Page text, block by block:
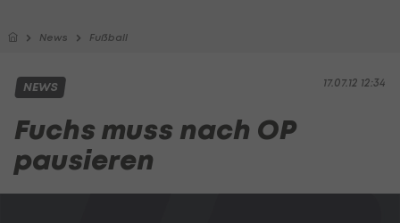
News Fußball
17.07.12 12:34
NEWS
Fuchs muss nach OP
pausieren